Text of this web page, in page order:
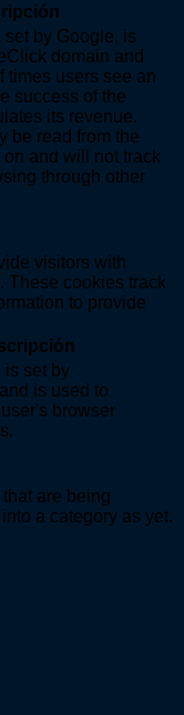
by Google, is
domain and
times users see an
success of the
its revenue.
be read from the
and will not track
through other
visitors with
These cookies track
to provide
is set by
is used to
browser
are being
a category as yet.